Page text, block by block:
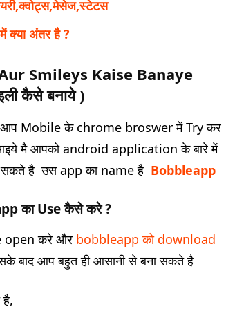
अंतर है ?
Smileys Kaise Banaye
कैसे बनाये)
Mobile के chrome broswer में Try कर
मै आपको android application के बारे में
सकते है उस app का name है Bobbleapp
का Use कैसे करे ?
open करे और bobbleapp को download
बाद आप बहुत ही आसानी से बना सकते है